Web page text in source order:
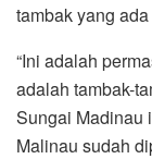
tambak yang
“Ini adalah
adalah tambak-
Sungai Madinau
Malinau sudah